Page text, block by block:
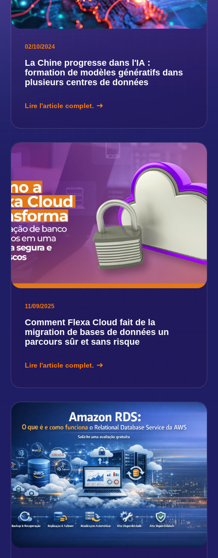
02/10/2024
La Chine progresse dans l'IA :
formation de modèles génératifs dans
plusieurs centres de données
Lire l'article complet.
11/09/2025
Comment Flexa Cloud fait de la
migration de bases de données un
parcours sûr et sans risque
Lire l'article complet.